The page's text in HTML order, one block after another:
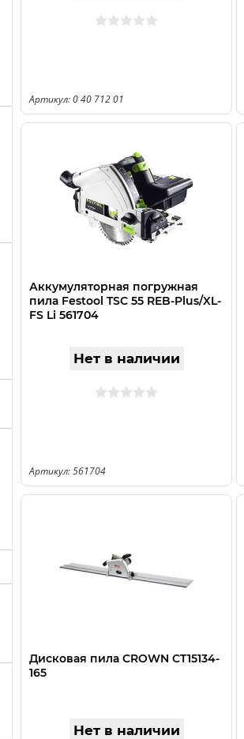
Артикул: 0 40 712 01
Аккумуляторная погружная
пила Festool TSC 55 REB-Plus/XL-
FS Li 561704
Нет в наличии
Артикул: 561704
Дисковая пила CROWN CT15134-
165
Нет в наличии